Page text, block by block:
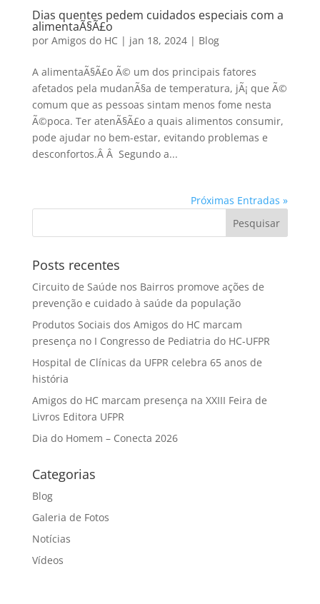
Dias quentes pedem cuidados especiais com a
alimentaÃ§Ã£o
por Amigos do HC | jan 18, 2024| Blog
A alimentaÃ§Ã£o Ã© um dos principais fatores
afetados pela mudanÃ§a de temperatura, jÃ¡ que Ã©
comum que as pessoas sintam menos fome nesta
Ã©poca. Ter atenÃ§Ã£o a quais alimentos consumir,
pode ajudar no bem-estar, evitando problemas e
desconfortos.Â Â Segundo a...
Próximas Entradas »
Posts recentes
Circuito de Saúde nos Bairros promove ações de
prevenção e cuidado à saúde da população
Produtos Sociais dos Amigos do HC marcam
presença no I Congresso de Pediatria do HC-UFPR
Hospital de Clínicas da UFPR celebra 65 anos de
história
Amigos do HC marcam presença na XXIII Feira de
Livros Editora UFPR
Dia do Homem – Conecta 2026
Categorias
Blog
Galeria de Fotos
Notícias
Vídeos